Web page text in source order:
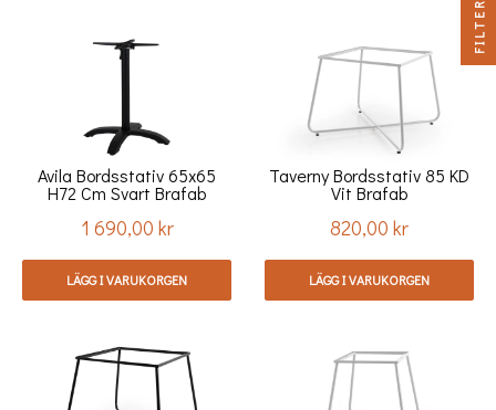
Avila Bordsstativ 65x65
H72 Cm Svart Brafab
Pris
1 690,00 kr
LÄGG I VARUKORGEN
Taverny Bordsstativ 85 KD
Vit Brafab
Pris
820,00 kr
LÄGG I VARUKORGEN
FILTER